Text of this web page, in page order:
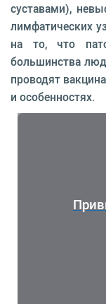
суставами),
лимфатических
на то, что
большинства
проводят
и особенностях.